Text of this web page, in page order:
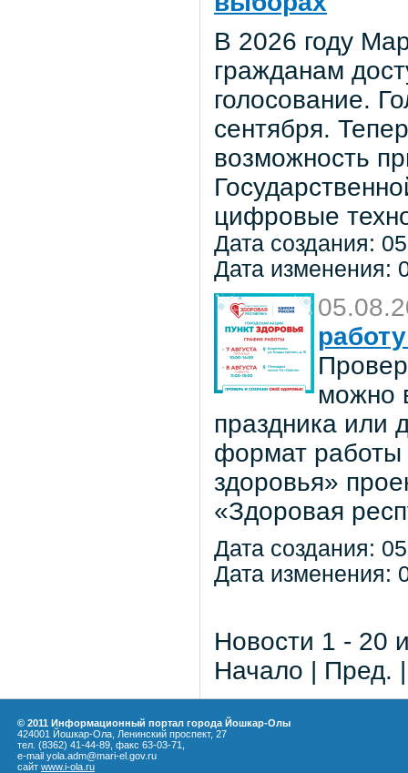
В 2026 году
гражданам
голосование.
сентября.
возможность
цифровые
Дата создания:
Дата изменения:
можно
праздника или
формат работы
здоровья»
«Здоровая
Дата создания:
Дата изменения:
Новости 1 - 20
Начало | Пред.
© 2011 Информационный портал города Йошкар-Олы
424001 Йошкар-Ола, Ленинский проспект, 27
тел. (8362) 41-44-89, факс 63-03-71,
e-mail yola.adm@mari-el.gov.ru
сайт www.i-ola.ru